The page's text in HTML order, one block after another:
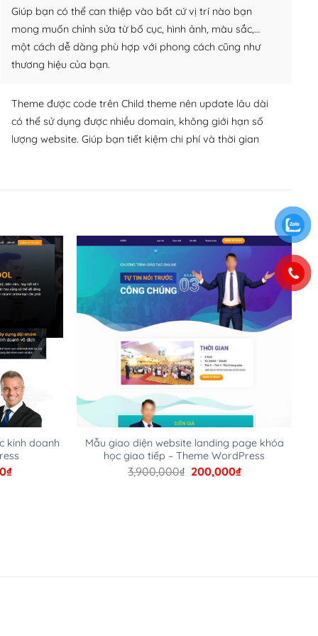
Giúp bạn có thể can thiệp vào bất cứ vị trí nào bạn
mong muốn chỉnh sửa từ bố cục, hình ảnh, màu sắc,…
một cách dễ dàng phù hợp với phong cách cũng như
thương hiệu của bạn.
Theme được code trên Child theme nên update lâu dài
có thể sử dụng được nhiều domain, không giới hạn số
lượng website. Giúp bạn tiết kiệm chi phí và thời gian
kinh doanh
₫Giá
Mẫu giao diện website landing page khóa
học giao tiếp – Theme WordPress
3,900,000₫ Giá
200,000₫Giá